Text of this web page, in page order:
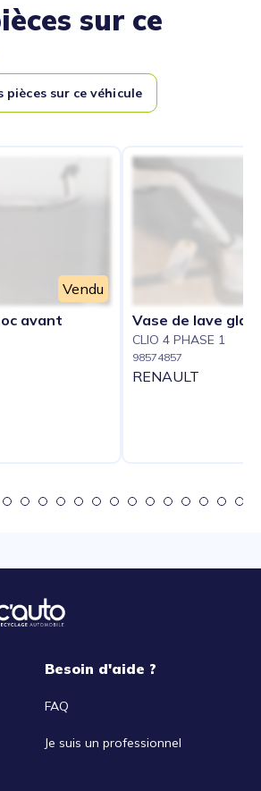
sur ce
pièces sur ce véhicule
Vendu
avant
Vase de lave
CLIO 4 PHASE 1
98574857
RENAULT
Besoin d'aide ?
FAQ
Je suis un professionnel